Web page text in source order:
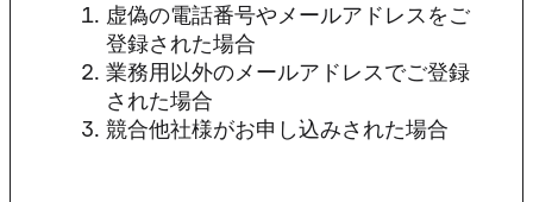
虚偽の電話番号やメールアドレスをご
登録された場合
業務用以外のメールアドレスでご登録
された場合
競合他社様がお申し込みされた場合